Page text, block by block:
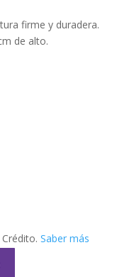
firme y duradera.
de alto.
Saber más